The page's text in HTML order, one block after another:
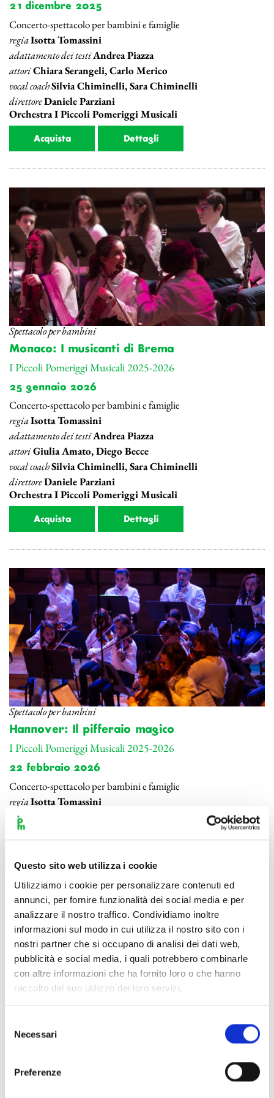
Questo sito web utilizza i cookie
Utilizziamo i cookie per personalizzare contenuti ed
annunci, per fornire funzionalità dei social media e per
analizzare il nostro traffico. Condividiamo inoltre
informazioni sul modo in cui utilizza il nostro sito con i
nostri partner che si occupano di analisi dei dati web,
pubblicità e social media, i quali potrebbero combinarle
con altre informazioni che ha fornito loro o che hanno
raccolto dal suo utilizzo dei loro servizi.
delNecessari
Preferenze
21 dicembre 2025
Concerto-spettacolo per bambini e famiglie
regiaIsotta Tomassini
adattamento dei testiAndrea Piazza
attoriChiara Serangeli, Carlo Merico
vocal coachSilvia Chiminelli, Sara Chiminelli
direttoreDaniele Parziani
Orchestra I Piccoli Pomeriggi Musicali
Acquista Dettagli
Spettacolo per bambini
Monaco: I musicanti di Brema
I Piccoli Pomeriggi Musicali 2025-2026
25 gennaio 2026
Concerto-spettacolo per bambini e famiglie
regiaIsotta Tomassini
adattamento dei testiAndrea Piazza
attoriGiulia Amato, Diego Becce
vocal coachSilvia Chiminelli, Sara Chiminelli
direttoreDaniele Parziani
Orchestra I Piccoli Pomeriggi Musicali
Acquista Dettagli
Spettacolo per bambini
Hannover: Il pifferaio magico
I Piccoli Pomeriggi Musicali 2025-2026
22 febbraio 2026
Concerto-spettacolo per bambini e famiglie
regiaIsotta Tomassini
adattamento dei testi
attori
direttoreDaniele Parziani
Acquista Dettagli